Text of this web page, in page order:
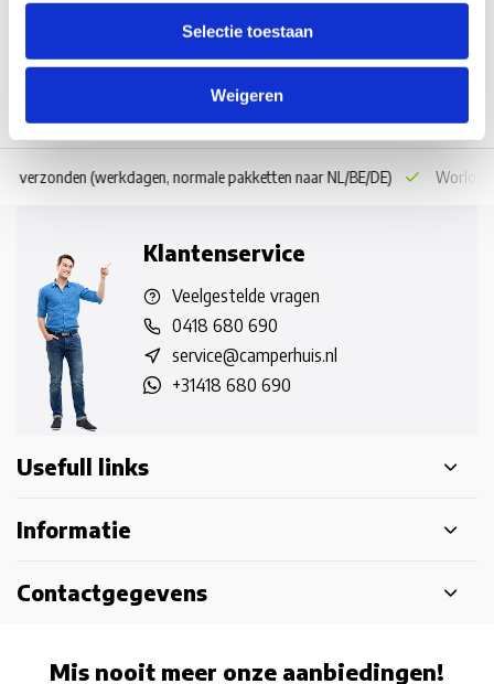
Selectie toestaan
Weigeren
verzonden (werkdagen, normale pakketten naar NL/BE/DE) World
Klantenservice
Veelgestelde vragen
0418 680 690
service@camperhuis.nl
+31418 680 690
Usefull links
Informatie
Contactgegevens
Mis nooit meer onze aanbiedingen!